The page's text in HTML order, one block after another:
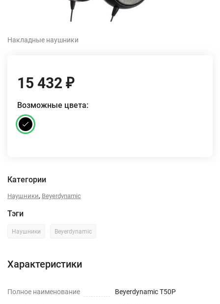
Накладные наушники
15 432 ₽
Возможные цвета:
Категории
Наушники, Beyerdynamic
Тэги
Наушники Beyerdynamic
Характеристики
Полное наименование Beyerdynamic T50P